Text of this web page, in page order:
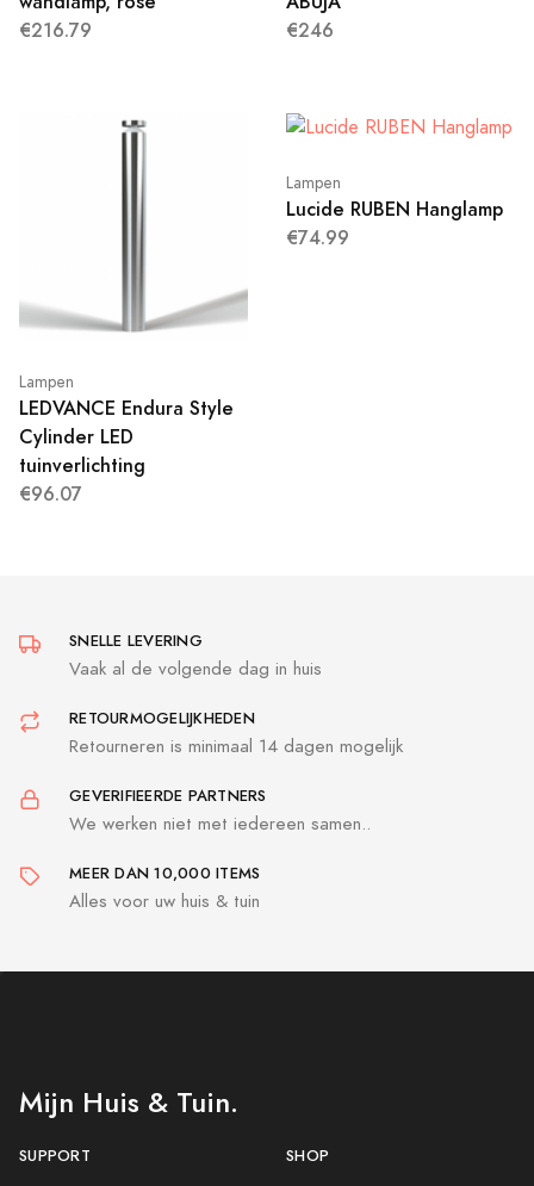
€216.79
€246
Lampen
LEDVANCE Endura Style
Cylinder LED
tuinverlichting
€96.07
Lampen
Lucide RUBEN Hanglamp
€74.99
SNELLE LEVERING
Vaak al de volgende dag in huis
RETOURMOGELIJKHEDEN
Retourneren is minimaal 14 dagen mogelijk
GEVERIFIEERDE PARTNERS
We werken niet met iedereen samen..
MEER DAN 10,000 ITEMS
Alles voor uw huis & tuin
Mijn Huis & Tuin.
SUPPORT SHOP